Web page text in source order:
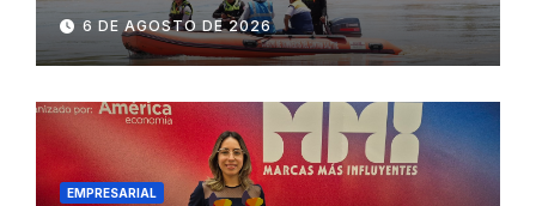
contractual a la
Concesionaria CONORTE y
exige celeridad en
desmontaje del puente
Gonzalo Icaza Cornejo, en
Daule
6 DE AGOSTO DE 2026
EMPRESARIAL